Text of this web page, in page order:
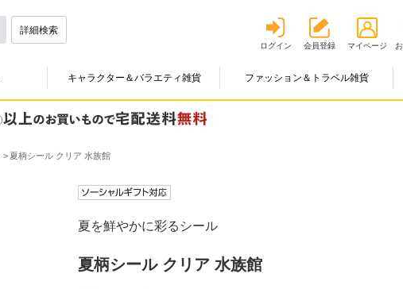
詳細検索
ログイン 会員登録 マイページ
キャラクター＆バラエティ雑貨 ファッション＆トラベル雑貨
夏柄シール クリア 水族館
夏を鮮やかに彩るシール
夏柄シール クリア 水族館